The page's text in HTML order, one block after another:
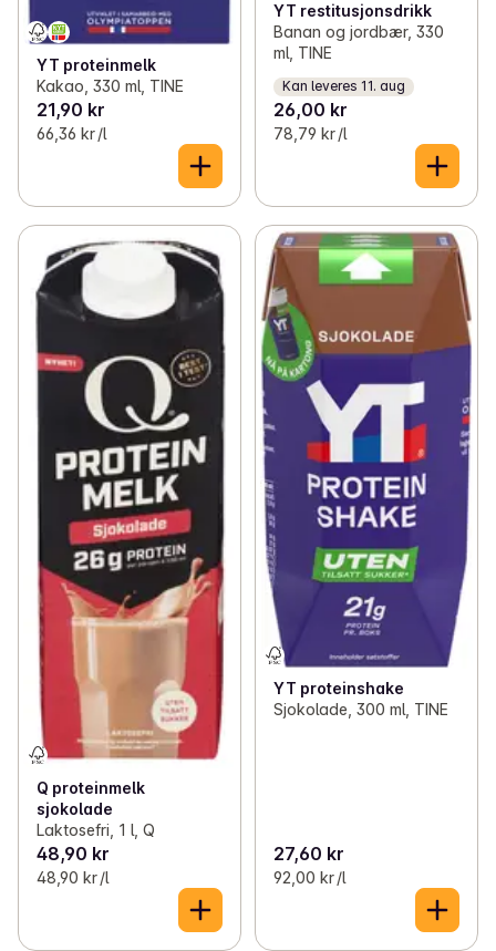
YT proteinmelk
Kakao, 330 ml, TINE
21,90 kr
66,36 kr /l
YT restitusjonsdrikk
Banan og jordbær, 330
ml, TINE
Kan leveres 11. aug
26,00 kr
78,79 kr /l
Q proteinmelk
sjokolade
Laktosefri, 1 l, Q
48,90 kr
48,90 kr /l
YT proteinshake
Sjokolade, 300 ml, TINE
27,60 kr
92,00 kr /l